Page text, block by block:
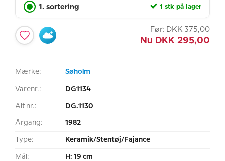
1. sortering 1 stk på lager
Før: DKK 375,00
Nu DKK 295,00
Mærke: Søholm
Varenr.: DG1134
Alt nr.: DG.1130
Årgang: 1982
Type: Keramik/Stentøj/Fajance
Mål: H: 19 cm